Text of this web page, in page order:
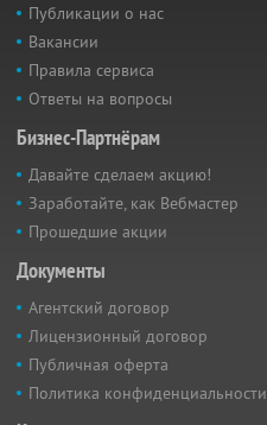
Публикации о нас
Вакансии
Правила сервиса
Ответы на вопросы
Бизнес-Партнёрам
Давайте сделаем акцию!
Заработайте, как Вебмастер
Прошедшие акции
Документы
Агентский договор
Лицензионный договор
Публичная оферта
Политика конфиденциальности